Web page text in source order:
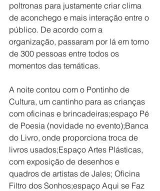
poltronas para justamente criar clima
de aconchego e mais interação entre o
público. De acordo com a
organização, passaram por lá em torno
de 300 pessoas entre todos os
momentos das temáticas.
A noite contou com o Pontinho de
Cultura, um cantinho para as crianças
com oficinas e brincadeiras;espaço Pé
de Poesia (novidade no evento);Banca
do Livro, onde proporciona troca de
livros usados;Espaço Artes Plásticas,
com exposição de desenhos e
quadros de artistas de Jales; Oficina
Filtro dos Sonhos;espaço Aqui se Faz